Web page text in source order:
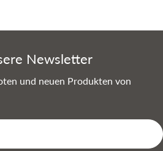
Newsletter
und neuen Produkten von